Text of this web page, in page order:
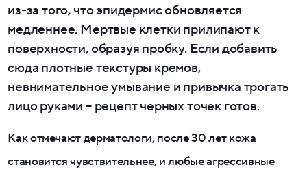
из-за того, что эпидермис обновляется
медленнее. Мертвые клетки прилипают к
поверхности, образуя пробку. Если добавить
сюда плотные текстуры кремов,
невнимательное умывание и привычка трогать
лицо руками – рецепт черных точек готов.
Как отмечают дерматологи, после 30 лет кожа
становится чувствительнее, и любые агрессивные